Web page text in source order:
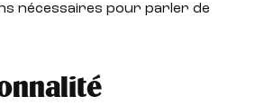
nécessaires pour parler de